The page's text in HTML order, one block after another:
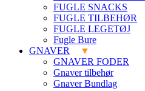
FUGLE SNACKS
FUGLE TILBEHØR
FUGLE LEGETØJ
Fugle Bure
GNAVER
GNAVER FODER
Gnaver tilbehør
Gnaver Bundlag